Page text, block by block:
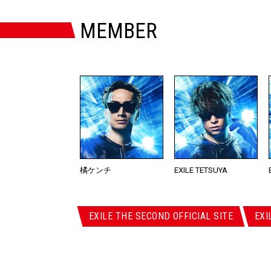
MEMBER
橘ケンチ EXILE TETSUYA
EXILE THE SECOND OFFICIAL SITE